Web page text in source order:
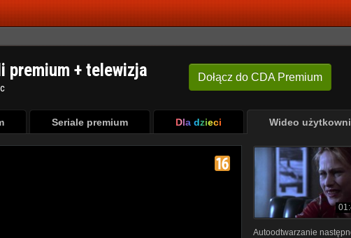
Dołącz do CDA Premium
premium + telewizja
Seriale premium Dla dzieci Wideo
Autoodtwarzanie